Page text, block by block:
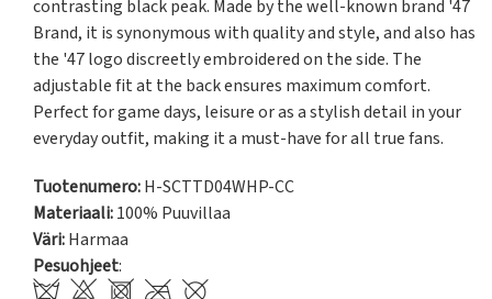
contrasting black peak. Made by the well-known brand '47
Brand, it is synonymous with quality and style, and also has
the '47 logo discreetly embroidered on the side. The
adjustable fit at the back ensures maximum comfort.
Perfect for game days, leisure or as a stylish detail in your
everyday outfit, making it a must-have for all true fans.
Tuotenumero:H-SCTTD04WHP-CC
Materiaali:100% Puuvillaa
Väri:Harmaa
Pesuohjeet: